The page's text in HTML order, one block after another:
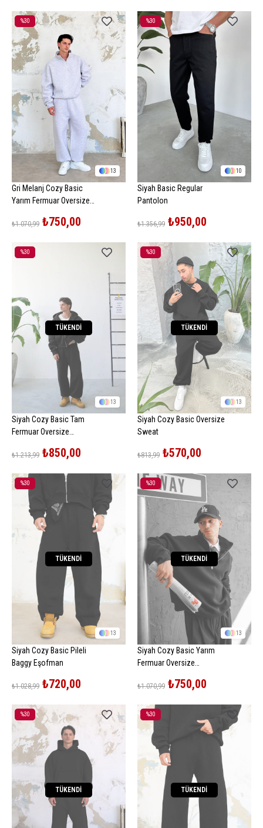
13
%30
İndirim
%30İndirim
Gri Melanj Cozy Basic
Yarım Fermuar Oversize
₺750,00
₺1.070,99
10
%30
İndirim
%30İndirim
Siyah Basic Regular
Pantolon
₺950,00
₺1.356,99
13
%30
TÜKENDI
Siyah Cozy Basic Tam
Fermuar Oversize
₺850,00
₺1.213,99
13
%30
İndirim
TÜKENDI
Siyah Cozy Basic Oversize
Sweat
₺570,00
₺813,99
13
%30
İndirim
%30İndirim
TÜKENDI
Siyah Cozy Basic Pileli
Baggy Eşofman
₺720,00
₺1.028,99
13
%30
İndirim
%30İndirim
TÜKENDI
Siyah Cozy Basic Yarım
Fermuar Oversize
₺750,00
₺1.070,99
%30
%30İndirim
TÜKENDI
%30
İndirim
%30İndirim
TÜKENDI